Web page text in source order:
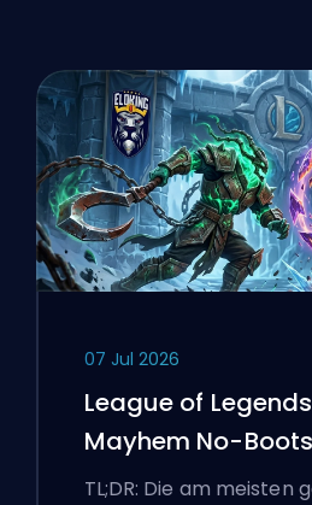
07 Jul 2026
League of
Mayhem No-
TL;DR: Die am meisten